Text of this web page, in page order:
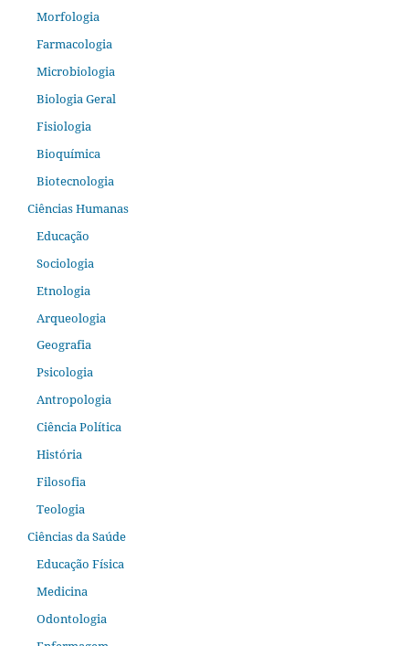
Morfologia
Farmacologia
Microbiologia
Biologia Geral
Fisiologia
Bioquímica
Biotecnologia
Ciências Humanas
Educação
Sociologia
Etnologia
Arqueologia
Geografia
Psicologia
Antropologia
Ciência Política
História
Filosofia
Teologia
Ciências da Saúde
Educação Física
Medicina
Odontologia